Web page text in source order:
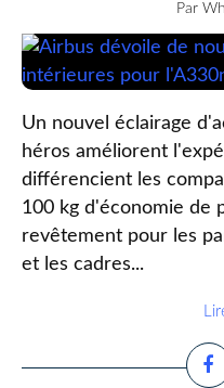
Par
Un nouvel éclairage
héros améliorent
différencient les
100 kg d'économie de
revêtement pour les
et les cadres...